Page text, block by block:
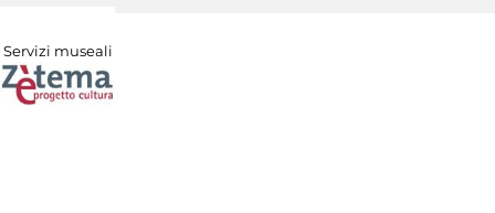
Servizi museali